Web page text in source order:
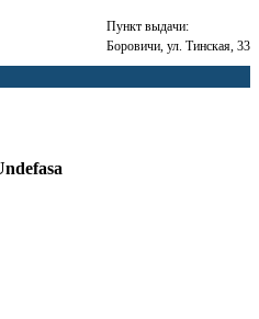
Пункт выдачи:
Боровичи, ул. Тинская, 33